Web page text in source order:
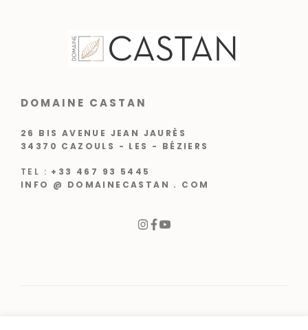
DOMAINE CASTAN
26 BIS AVENUE JEAN JAURÈS
34370 CAZOULS - LES - BÉZIERS
TEL : +33 467 93 5445
INFO @ DOMAINECASTAN . COM